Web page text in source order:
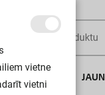
vietne
vietni